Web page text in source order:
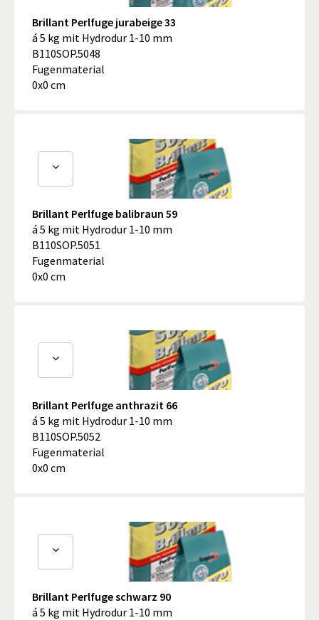
Brillant Perlfuge jurabeige 33
á 5 kg mit Hydrodur 1-10 mm
B110SOP.5048
Fugenmaterial
0x0 cm
Brillant Perlfuge balibraun 59
á 5 kg mit Hydrodur 1-10 mm
B110SOP.5051
Fugenmaterial
0x0 cm
Brillant Perlfuge anthrazit 66
á 5 kg mit Hydrodur 1-10 mm
B110SOP.5052
Fugenmaterial
0x0 cm
Brillant Perlfuge schwarz 90
á 5 kg mit Hydrodur 1-10 mm